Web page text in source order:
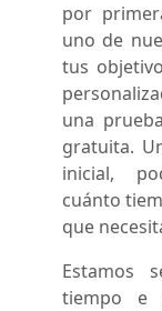
por
uno de
tus
una
gratuita.
inicial,
cuánto
que
Estamos
tiempo e